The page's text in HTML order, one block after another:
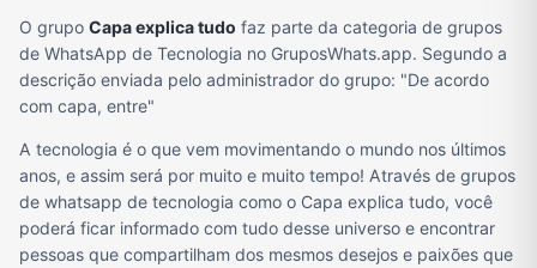
O grupo Capa explica tudo faz parte da categoria de grupos
de WhatsApp de Tecnologia no GruposWhats.app. Segundo a
descrição enviada pelo administrador do grupo: "De acordo
com capa, entre"
A tecnologia é o que vem movimentando o mundo nos últimos
anos, e assim será por muito e muito tempo! Através de grupos
de whatsapp de tecnologia como o Capa explica tudo, você
poderá ficar informado com tudo desse universo e encontrar
pessoas que compartilham dos mesmos desejos e paixões que